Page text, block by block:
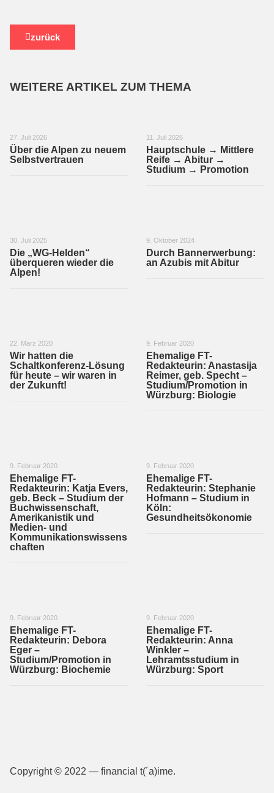
zurück
WEITERE ARTIKEL ZUM THEMA
27. Juli 2026
Über die Alpen zu neuem
Selbstvertrauen
11. Juli 2026
Hauptschule → Mittlere
Reife → Abitur →
Studium → Promotion
30. Juli 2025
Die „WG-Helden“
überqueren wieder die
Alpen!
9. Oktober 2024
Durch Bannerwerbung:
an Azubis mit Abitur
22. März 2020
Wir hatten die
Schaltkonferenz-Lösung
für heute – wir waren in
der Zukunft!
9. Februar 2020
Ehemalige FT-
Redakteurin: Anastasija
Reimer, geb. Specht –
Studium/Promotion in
Würzburg: Biologie
9. Februar 2020
Ehemalige FT-
Redakteurin: Katja Evers,
geb. Beck – Studium der
Buchwissenschaft,
Amerikanistik und
Medien- und
Kommunikationswissens
chaften
9. Februar 2020
Ehemalige FT-
Redakteurin: Stephanie
Hofmann – Studium in
Köln:
Gesundheitsökonomie
9. Februar 2020
Ehemalige FT-
Redakteurin: Debora
Eger –
Studium/Promotion in
Würzburg: Biochemie
9. Februar 2020
Ehemalige FT-
Redakteurin: Anna
Winkler –
Lehramtsstudium in
Würzburg: Sport
Copyright © 2022 — financial t(´a)ime.